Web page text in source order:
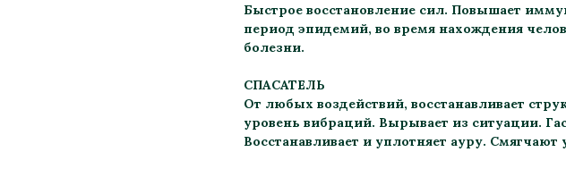
Быстрое восстановление сил. Повышает
период эпидемий, во время нахождения
болезни.
СПАСАТЕЛЬ
От любых воздействий, восстанавливает
уровень вибраций. Вырывает из ситуации.
Восстанавливает и уплотняет ауру. Смягчают